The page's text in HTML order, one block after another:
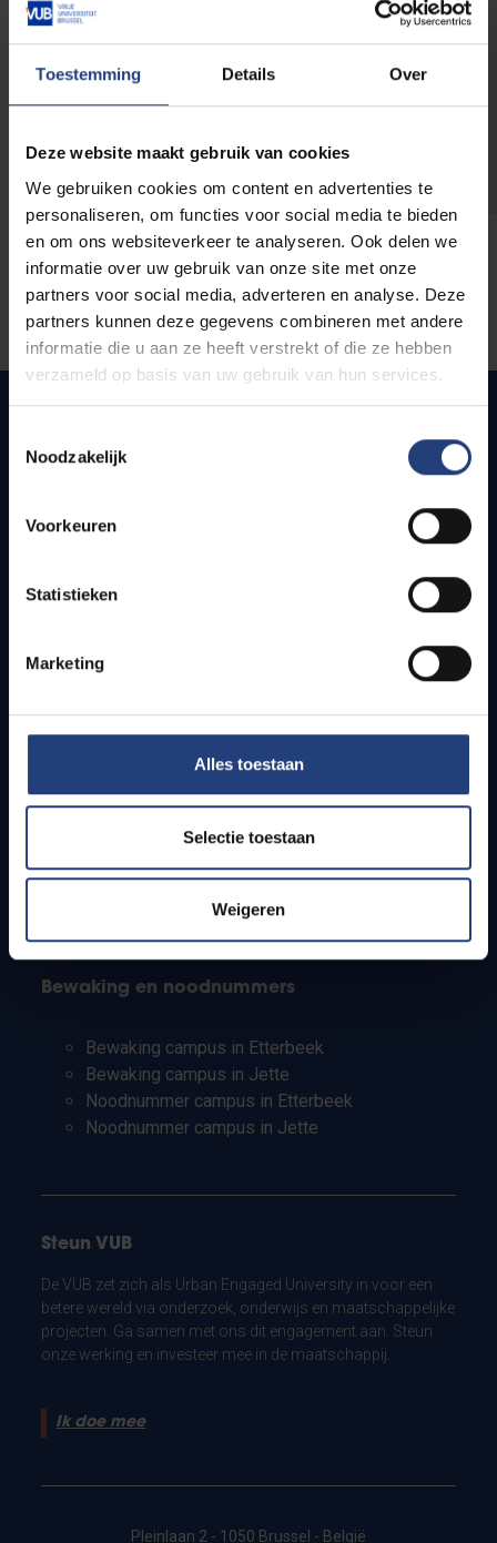
Toestemming Details Over
Deze website maakt gebruik van cookies
We gebruiken cookies om content en advertenties te
personaliseren, om functies voor social media te bieden
en om ons websiteverkeer te analyseren. Ook delen we
informatie over uw gebruik van onze site met onze
partners voor social media, adverteren en analyse. Deze
partners kunnen deze gegevens combineren met andere
informatie die u aan ze heeft verstrekt of die ze hebben
verzameld op basis van uw gebruik van hun services.
Noodzakelijk
Voorkeuren
Statistieken
Marketing
Alles toestaan
Selectie toestaan
Weigeren
De volledige URL van de pagina waar je de fout zag.
Snel naar
Bereikbaarheid
Studenten
PhD-studenten
Leerkrachten en secundaire scholen
Bewaking en noodnummers
Bewaking campus in Etterbeek
Bewaking campus in Jette
Noodnummer campus in Etterbeek
Noodnummer campus in Jette
Steun VUB
De VUB zet zich als Urban Engaged University in voor een
betere wereld via onderzoek, onderwijs en maatschappelijke
projecten. Ga samen met ons dit engagement aan. Steun
onze werking en investeer mee in de maatschappij.
Ik doe mee
Pleinlaan 2 - 1050 Brussel - België